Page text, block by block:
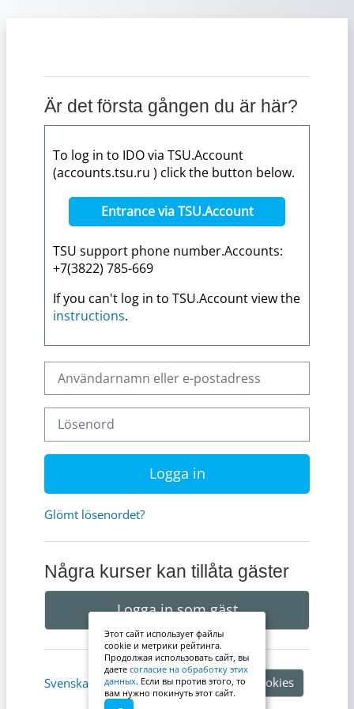
Är det första gången du är här?
To log in to IDO via TSU.Account
(accounts.tsu.ru ) click the button below.
Entrance via TSU.Account
TSU support phone number.Accounts:
+7(3822) 785-669
If you can't log in to TSU.Account view the
instructions.
Logga in
Glömt lösenordet?
Några kurser kan tillåta gäster
Logga in som gäst
Svenska ‎(sv)‎ Information om cookies
Этот сайт использует файлы
cookie и метрики рейтинга.
Продолжая использовать сайт, вы
даете согласие на обработку этих
данных. Если вы против этого, то
вам нужно покинуть этот сайт.